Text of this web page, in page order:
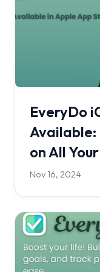
EveryDo
Available:
on All
Nov 16, 2024